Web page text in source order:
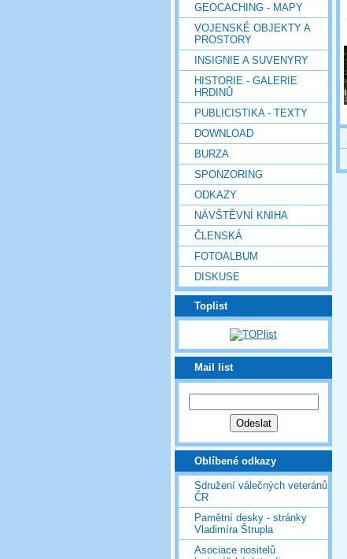
GEOCACHING - MAPY
VOJENSKÉ OBJEKTY A
PROSTORY
INSIGNIE A SUVENYRY
HISTORIE - GALERIE
HRDINŮ
PUBLICISTIKA - TEXTY
DOWNLOAD
BURZA
SPONZORING
ODKAZY
NÁVŠTĚVNÍ KNIHA
ČLENSKÁ
FOTOALBUM
DISKUSE
Toplist
Mail list
Oblíbené odkazy
Sdružení válečných veteránů
ČR
Pamětní desky - stránky
Vladimíra Štrupla
Asociace nositelů